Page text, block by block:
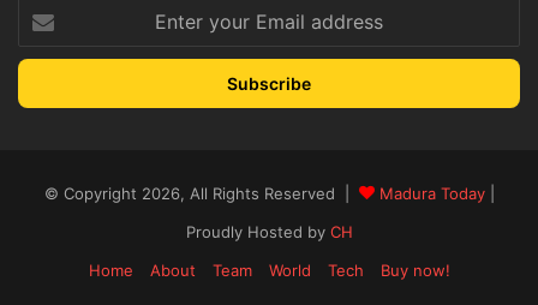
your
Email
© Copyright 2026, All Rights Reserved | Madura Today
Proudly Hosted by CH
Home
About Team World Tech Buy now!